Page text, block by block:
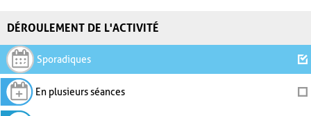
DÉROULEMENT DE L'ACTIVITÉ
Sporadiques
En plusieurs séances